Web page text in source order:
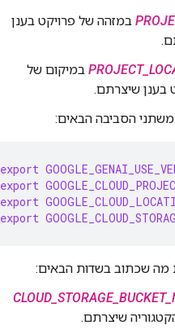
במזהה של פרויקט בענן
במיקום של
בענן שיצרתם.
הסביבה הבאים:
export
export
export
export
מה שכתוב בשדות הבאים:
שיצרתם.